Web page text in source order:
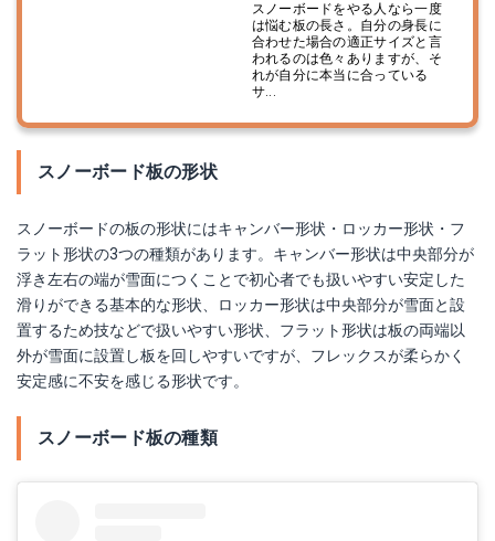
スノーボードをやる人なら一度
は悩む板の長さ。自分の身長に
合わせた場合の適正サイズと言
われるのは色々ありますが、そ
れが自分に本当に合っている
サ...
スノーボード板の形状
スノーボードの板の形状にはキャンバー形状・ ロッカー形状・ フ
ラット形状の3つの種類があります。キャンバー形状は中央部分が
浮き左右の端が雪面につくことで初心者でも扱いやすい安定した
滑りができる基本的な形状、
ロッカー形状は中央部分が雪面と設
置するため技などで扱いやすい形状、 フラット形状は板の両端以
外が雪面に設置し板を回しやすいですが、フレックスが柔らかく
安定感に不安を感じる形状です。
スノーボード板の種類